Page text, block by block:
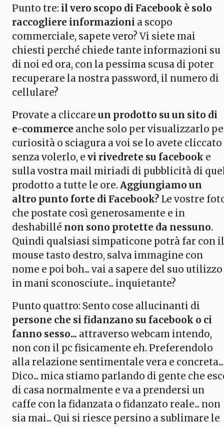
Punto tre: il vero scopo di Facebook è solo
raccogliere informazioni a scopo
commerciale, sapete vero? Vi siete mai
chiesti perché chiede tante informazioni su
di noi ed ora, con la pessima scusa di poter
recuperare la nostra password, il numero di
cellulare?
Provate a cliccare un prodotto su un sito di
e-commerce anche solo per visualizzarlo
curiosità o sciagura a voi se lo avete cliccato
senza volerlo, e vi rivedrete su facebook e
sulla vostra mail miriadi di pubblicità di
prodotto a tutte le ore.Aggiungiamo un
altro punto forte di Facebook? Le vostre
che postate così generosamente e in
deshabillé non sono protette da nessuno.
Quindi qualsiasi simpaticone potrà far con il
mouse tasto destro, salva immagine con
nome e poi boh... vai a sapere del suo utilizzo
in mani sconosciute... inquietante?
Punto quattro: Sento cose allucinanti di
persone che si fidanzano su facebook o ci
fanno sesso... attraverso webcam intendo,
non con il pc fisicamente eh. Preferendolo
alla relazione sentimentale vera e concreta...
Dico... mica stiamo parlando di gente che
di casa normalmente e va a prendersi un
caffe con la fidanzata o fidanzato reale... non
sia mai... Qui si riesce persino a sublimare le